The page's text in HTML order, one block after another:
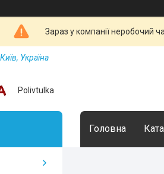
Зараз у компанії неробочий
Україна
Polivtulka
Головна